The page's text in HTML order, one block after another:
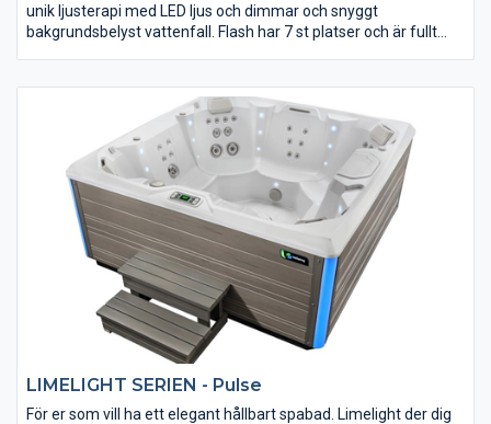
unik ljusterapi med LED ljus och dimmar och snyggt
bakgrundsbelyst vattenfall. Flash har 7 st platser och är fullt
Det stilrena Limelight-serien har designats av BMW
Designworks. Prova själv, du får Limelight Flash ett spabad som
uppfyller dina förväntningar.
LIMELIGHT SERIEN - Pulse
För er som vill ha ett elegant hållbart spabad. Limelight der dig